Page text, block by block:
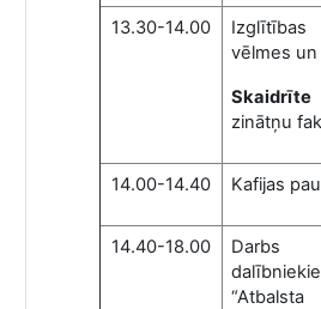
13.30-14.00
Izglītības
vēlmes
Skaidrīte
zinātņu
14.00-14.40 Kafijas
14.40-18.00
Darbs